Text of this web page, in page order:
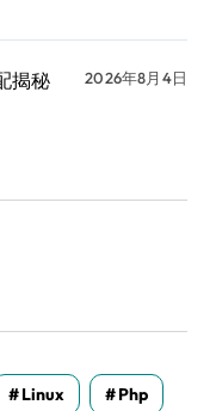
揭秘 2026年8月4日
Linux Php